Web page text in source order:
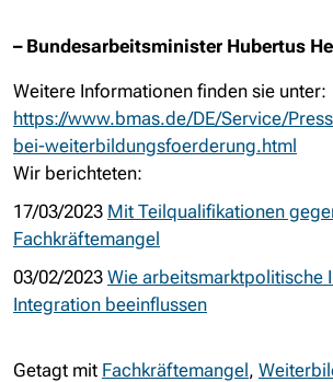
– Bundesarbeitsminister Hubertus
Weitere Informationen finden sie unter:
https://www.bmas.de/DE/Service/
bei-weiterbildungsfoerderung.html
Wir berichteten:
17/03/2023 Mit Teilqualifikationen
Fachkräftemangel
03/02/2023 Wie arbeitsmarktpolitische
Integration beeinflussen
Getagt mit Fachkräftemangel,